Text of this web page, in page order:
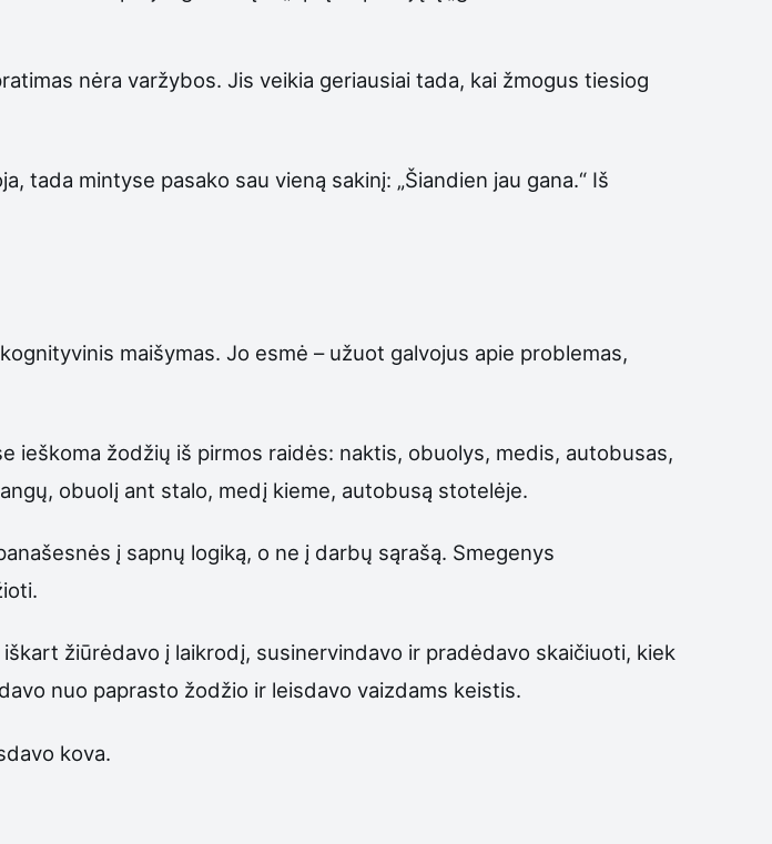
nėra varžybos. Jis veikia geriausiai tada, kai žmogus tiesiog
tada mintyse pasako sau vieną sakinį: „Šiandien jau gana.“ Iš
maišymas. Jo esmė – užuot galvojus apie problemas,
ieškoma žodžių iš pirmos raidės: naktis, obuolys, medis, autobusas,
obuolį ant stalo, medį kieme, autobusą stotelėje.
į sapnų logiką, o ne į darbų sąrašą. Smegenys
žiūrėdavo į laikrodį, susinervindavo ir pradėdavo skaičiuoti, kiek
nuo paprasto žodžio ir leisdavo vaizdams keistis.
kova.